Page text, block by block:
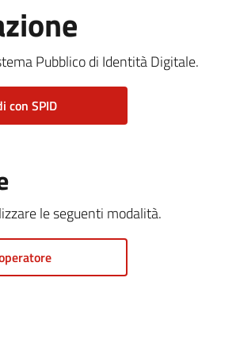
Pubblico di Identità Digitale.
con SPID
le seguenti modalità.